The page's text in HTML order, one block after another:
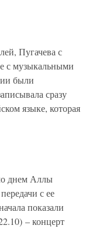
Пугачева с
с музыкальными
были
сразу
языке, которая
днем Аллы
с ее
показали
– концерт